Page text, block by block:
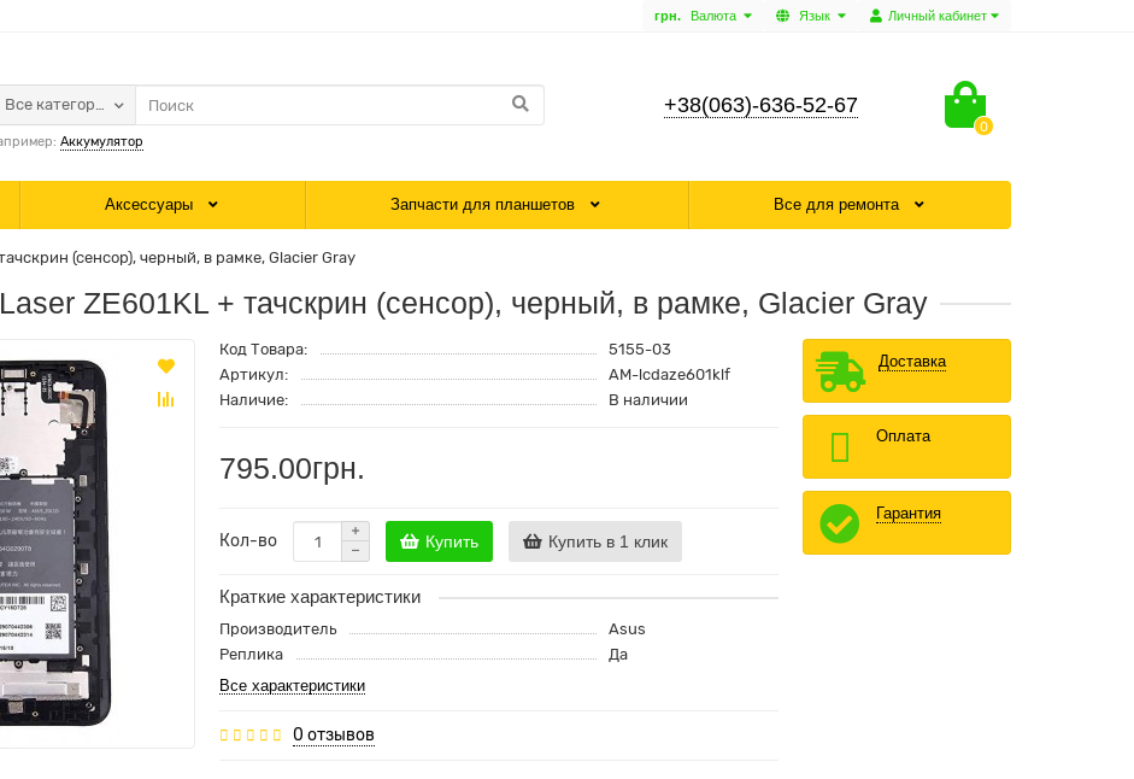
Личный кабинет
Язык
грн. Валюта
+38(063)-636-52-67
0
Все категории
Аккумулятор
Аксессуары Запчасти для планшетов Все для ремонта
(сенсор), черный, в рамке, Glacier Gray
ZE601KL + тачскрин (сенсор), черный, в рамке, Glacier Gray
Код Товара:
5155-03
Артикул:
AM-lcdaze601klf
Наличие:
В наличии
795.00грн.
Кол-во Купить Купить в 1 клик
Краткие характеристики
Производитель
Asus
Реплика
Да
Все характеристики
0 отзывов
Доставка
Оплата
Гарантия